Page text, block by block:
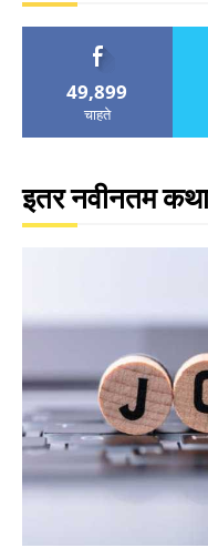
49,899
चाहते
इतर नवीनतम कथा